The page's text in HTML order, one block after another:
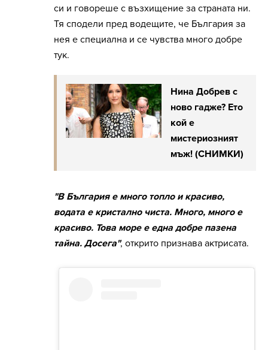
си и говореше с възхищение за страната ни.
Тя сподели пред водещите, че България за
нея е специална и се чувства много добре
тук.
Нина Добрев с
ново гадже? Ето
кой е
мистериозният
мъж! (СНИМКИ)
"В България е много топло и красиво,
водата е кристално чиста. Много, много е
красиво. Това море е една добре пазена
тайна. Досега", открито признава актрисата.